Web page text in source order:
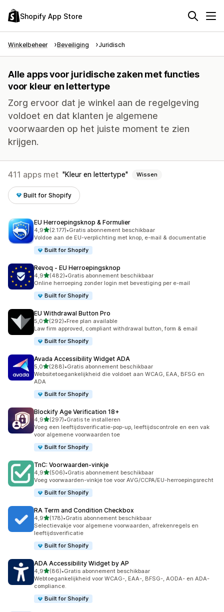
Shopify App Store
Winkelbeheer Beveiliging Juridisch
Alle apps voor juridische zaken met functies
voor kleur en lettertype
Zorg ervoor dat je winkel aan de regelgeving
voldoet en dat klanten je algemene
voorwaarden op het juiste moment te zien
krijgen.
411 apps met Kleur en lettertype Wissen
Built for Shopify
EU Herroepingsknop & Formulier
4,9van 5 sterren
(2.177)
2177 recensies in totaal
•Gratis abonnement beschikbaar
Voldoe aan de EU-verplichting met knop, e-mail & documentatie
Built for Shopify
Revoq ‑ EU Herroepingsknop
4,9van 5 sterren
(482)
482 recensies in totaal
•Gratis abonnement beschikbaar
Online herroeping zonder login met bevestiging per e-mail
Built for Shopify
EU Withdrawal Button Pro
5,0van 5 sterren
(292)
292 recensies in totaal
•Free plan available
Law firm approved, compliant withdrawal button, form & email
Built for Shopify
Avada Accessibility Widget ADA
5,0van 5 sterren
(288)
288 recensies in totaal
•Gratis abonnement beschikbaar
Websitetoegankelijkheid die voldoet aan WCAG, EAA, BFSG en
ADA
Built for Shopify
Blockify Age Verification 18+
4,9van 5 sterren
(297)
297 recensies in totaal
•Gratis te installeren
Voeg een leeftijdsverificatie-pop-up, leeftijdscontrole en een vak
voor algemene voorwaarden toe
Built for Shopify
TnC: Voorwaarden‑vinkje
4,9van 5 sterren
(506)
506 recensies in totaal
•Gratis abonnement beschikbaar
Voeg voorwaarden-vinkje toe voor AVG/CCPA/EU-herroepingsrecht
Built for Shopify
RA Term and Condition Checkbox
4,9van 5 sterren
(178)
178 recensies in totaal
•Gratis abonnement beschikbaar
Selectievakje voor algemene voorwaarden, afrekenregels en
leeftijdsverificatie
Built for Shopify
ADA Accessibility Widget by AP
4,9van 5 sterren
(86)
86 recensies in totaal
•Gratis abonnement beschikbaar
Webtoegankelijkheid voor WCAG-, EAA-, BFSG-, AODA- en ADA-
compliance.
Built for Shopify